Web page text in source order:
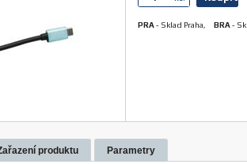
PRA- Sklad Praha, BRA-
produktu Parametry